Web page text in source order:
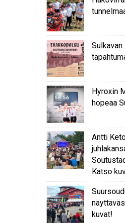
Sulkavan
Hyroxin
hopeaa
Antti
Katso
kuvat!